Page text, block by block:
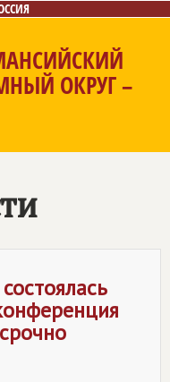
ОКРУГ –